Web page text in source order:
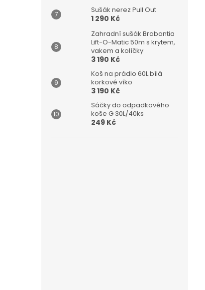
Sušák nerez Pull Out
1 290 Kč
Zahradní sušák Brabantia
Lift-O-Matic 50m s krytem,
vakem a kolíčky
3 190 Kč
Koš na prádlo 60L bílá
korkové víko
3 190 Kč
Sáčky do odpadkového
koše G 30L/40ks
249 Kč